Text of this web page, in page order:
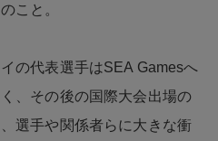
こと。
の代表選手はSEA Gamesへ
、その後の国際大会出場の
選手や関係者らに大きな衝